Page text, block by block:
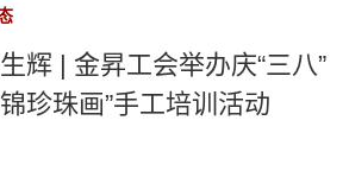
辉 | 金昇工会举办庆“三八”
珍珠画”手工培训活动